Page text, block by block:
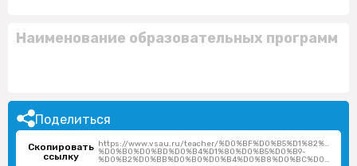
Наименование образовательных программ
Поделиться
Скопировать
ссылку
https://www.vsau.ru/teacher/
%D0%B0%D0%BD%D0%B4%D1%80%D0%B5%D0%B9-
%D0%B2%D0%BB%D0%B0%D0%B4%D0%B8%D0%BC%D0%B8%D1%80%D0%BE%D0%B2%D0%B8%D1%87/